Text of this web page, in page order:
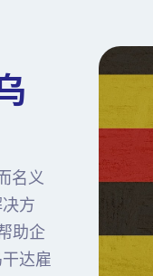
名义
方
助企
达雇